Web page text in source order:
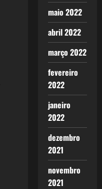
maio 2022
abril 2022
março 2022
fevereiro
2022
janeiro
2022
dezembro
2021
novembro
2021